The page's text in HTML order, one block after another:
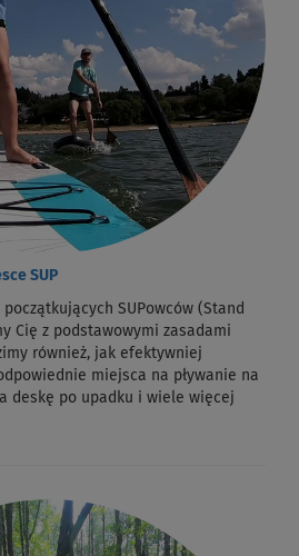
SUP
SUPowców (Stand
Cię z podstawowymi zasadami
również, jak efektywniej
miejsca na pływanie na
deskę po upadku i wiele więcej